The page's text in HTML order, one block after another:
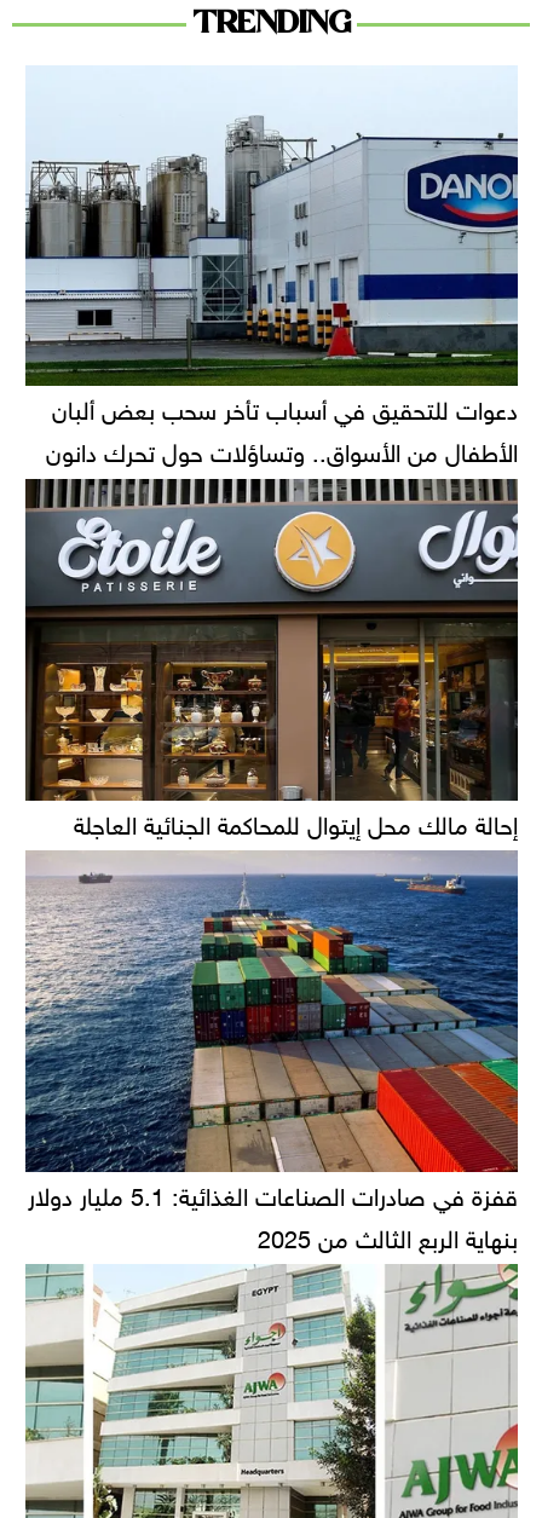
TRENDING
دعوات للتحقيق في أسباب تأخر سحب بعض ألبان
الأطفال من الأسواق.. وتساؤلات حول تحرك دانون
إحالة مالك محل إيتوال للمحاكمة الجنائية العاجلة
قفزة في صادرات الصناعات الغذائية: 5.1 مليار دولار
بنهاية الربع الثالث من 2025